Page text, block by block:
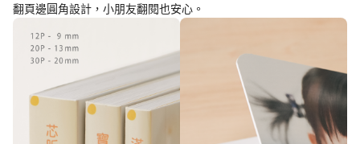
翻頁邊圓角設計，小朋友翻閱也安心。